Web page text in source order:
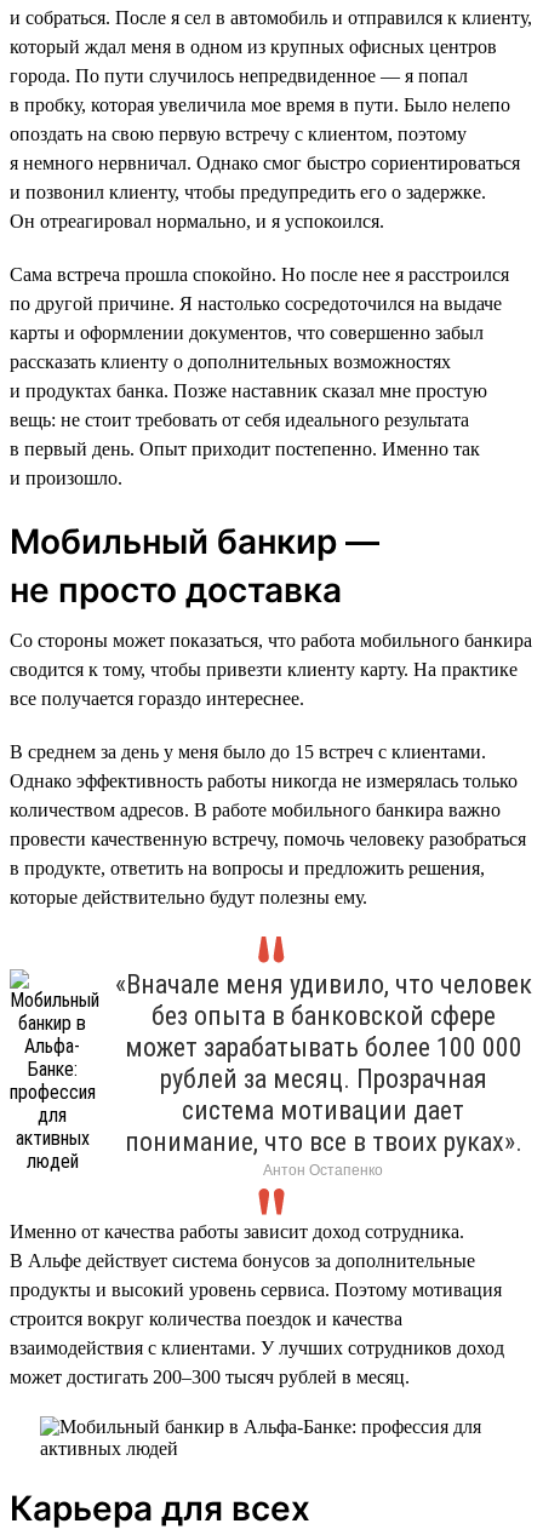
и собраться. После я сел в автомобиль и отправился к клиенту,
который ждал меня в одном из крупных офисных центров
города. По пути случилось непредвиденное — я попал
в пробку, которая увеличила мое время в пути. Было нелепо
опоздать на свою первую встречу с клиентом, поэтому
я немного нервничал. Однако смог быстро сориентироваться
и позвонил клиенту, чтобы предупредить его о задержке.
Он отреагировал нормально, и я успокоился.
Сама встреча прошла спокойно. Но после нее я расстроился
по другой причине. Я настолько сосредоточился на выдаче
карты и оформлении документов, что совершенно забыл
рассказать клиенту о дополнительных возможностях
и продуктах банка. Позже наставник сказал мне простую
вещь: не стоит требовать от себя идеального результата
в первый день. Опыт приходит постепенно. Именно так
и произошло.
Мобильный банкир —
не просто доставка
Со стороны может показаться, что работа мобильного банкира
сводится к тому, чтобы привезти клиенту карту. На практике
все получается гораздо интереснее.
В среднем за день у меня было до 15 встреч с клиентами.
Однако эффективность работы никогда не измерялась только
количеством адресов. В работе мобильного банкира важно
провести качественную встречу, помочь человеку разобраться
в продукте, ответить на вопросы и предложить решения,
которые действительно будут полезны ему.
«Вначале меня удивило, что человек
без опыта в банковской сфере
может зарабатывать более 100 000
рублей за месяц. Прозрачная
система мотивации дает
понимание, что все в твоих руках».
Антон Остапенко
Именно от качества работы зависит доход сотрудника.
В Альфе действует система бонусов за дополнительные
продукты и высокий уровень сервиса. Поэтому мотивация
строится вокруг количества поездок и качества
взаимодействия с клиентами. У лучших сотрудников доход
может достигать 200–300 тысяч рублей в месяц.
Карьера для всех